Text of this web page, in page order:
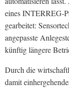
eines INTERREG-
gearbeitet:
angepasste
künftig längere
Durch die
damit